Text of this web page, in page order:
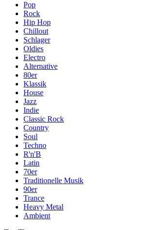
Pop
Rock
Hip Hop
Chillout
Schlager
Oldies
Electro
Alternative
80er
Klassik
House
Jazz
Indie
Classic Rock
Country
Soul
Techno
R'n'B
Latin
70er
Traditionelle Musik
90er
Trance
Heavy Metal
Ambient